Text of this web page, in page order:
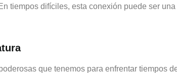
tiempos difíciles, esta conexión puede ser
que tenemos para enfrentar tiempos